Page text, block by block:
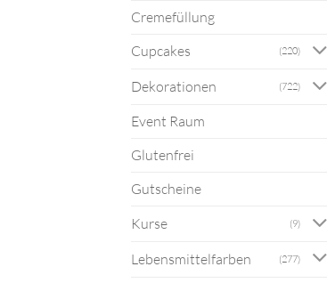
Cremefüllung
Cupcakes (220)
Dekorationen (722)
Event Raum
Glutenfrei
Gutscheine
Kurse (9)
Lebensmittelfarben (277)